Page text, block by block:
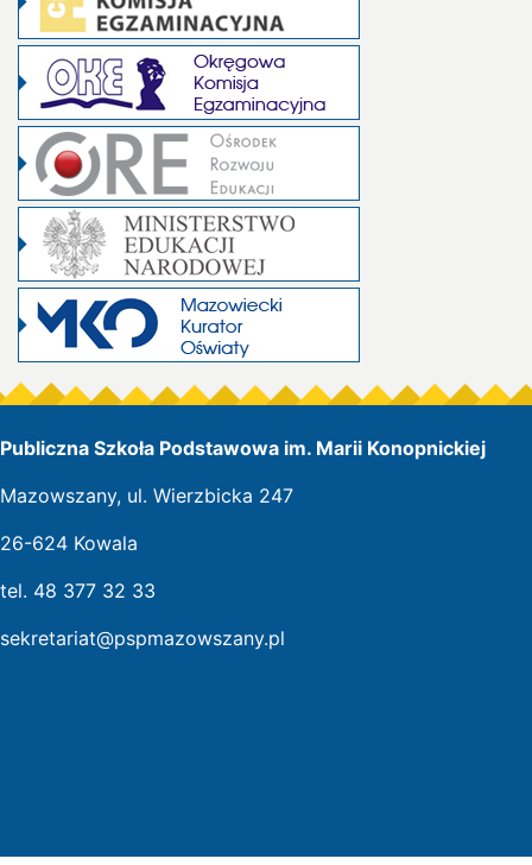
Publiczna Szkoła Podstawowa im. Marii Konopnickiej
Mazowszany, ul. Wierzbicka 247
26-624 Kowala
tel. 48 377 32 33
sekretariat@pspmazowszany.pl